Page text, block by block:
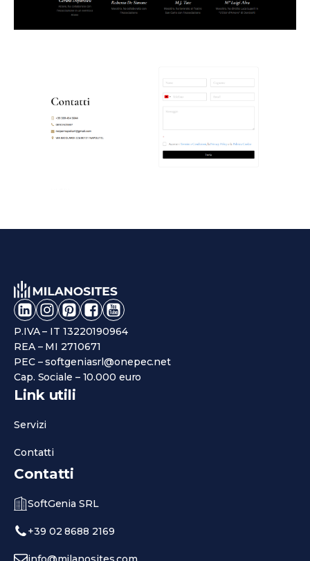
P.IVA – IT 13220190964
REA – MI 2710671
PEC – softgeniasrl@onepec.net
Cap. Sociale – 10.000 euro
Link utili
Servizi
Contatti
Contatti
SoftGenia SRL
+39 02 8688 2169